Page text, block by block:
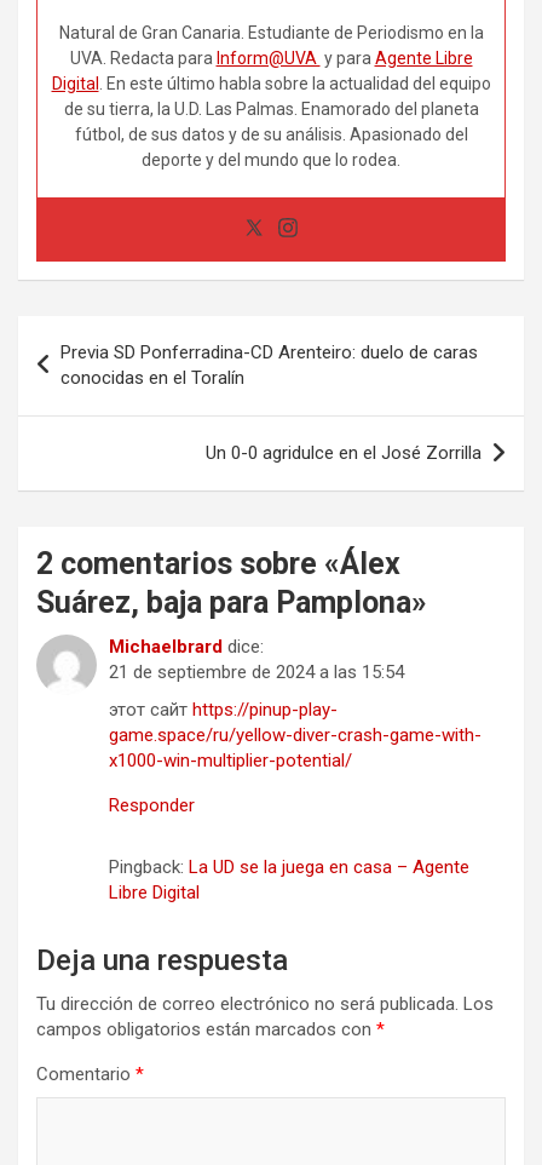
Natural de Gran Canaria. Estudiante de Periodismo en la
UVA. Redacta para Inform@UVA y paraAgente Libre
Digital . En este último habla sobre la actualidad del equipo
de su tierra, la U.D. Las Palmas. Enamorado del planeta
fútbol, de sus datos y de su análisis. Apasionado del
deporte y del mundo que lo rodea.
de
entradas
Previa SD Ponferradina-CD Arenteiro: duelo de caras
conocidas en el Toralín
Un 0-0 agridulce en el José Zorrilla
2 comentarios sobre «Álex
Suárez, baja para Pamplona»
Michaelbrard dice:
21 de septiembre de 2024 a las 15:54
этот сайт https://pinup-play-
game.space/ru/yellow-diver-crash-game-with-
x1000-win-multiplier-potential/
Responder
Pingback: La UD se la juega en casa – Agente
Libre Digital
Deja una respuesta
Tu dirección de correo electrónico no será publicada. Los
campos obligatorios están marcados con *
Comentario *